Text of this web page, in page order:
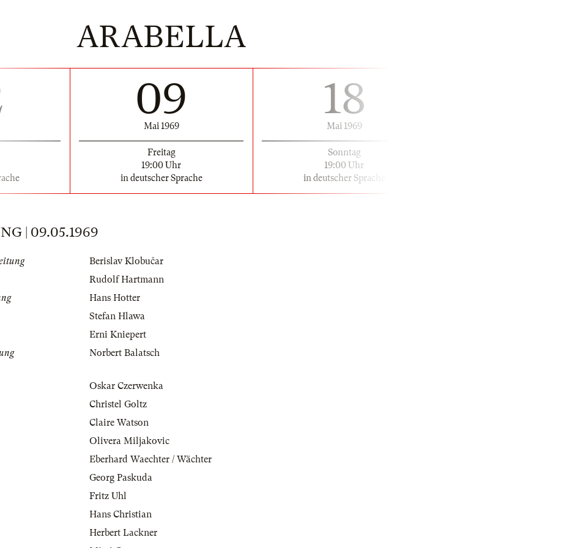
ARABELLA
09
Mai 1969
Freitag
19:00 Uhr
in deutscher Sprache
18
Mai 1969
Sonntag
19:00 Uhr
in deutscher Sprache
| 09.05.1969
Berislav Klobučar
Rudolf Hartmann
Hans Hotter
Stefan Hlawa
Erni Kniepert
Norbert Balatsch
Oskar Czerwenka
Christel Goltz
Claire Watson
Olivera Miljakovic
Eberhard Waechter / Wächter
Georg Paskuda
Fritz Uhl
Hans Christian
Herbert Lackner